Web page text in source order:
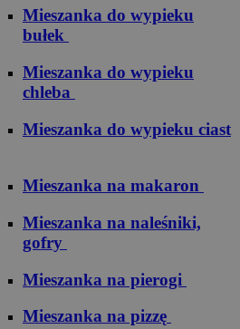
Mieszanka do wypieku
bułek
Mieszanka do wypieku
chleba
Mieszanka do wypieku ciast
Mieszanka na makaron
Mieszanka na naleśniki,
gofry
Mieszanka na pierogi
Mieszanka na pizzę